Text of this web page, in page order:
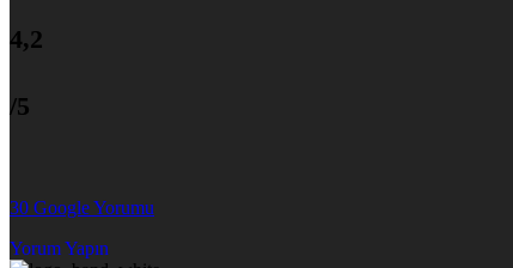
4,2
/5
30 Google Yorumu
Yorum Yapın